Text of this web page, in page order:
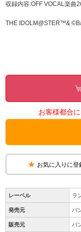
ラブライブ！スーパース
収録内容:OFF VOCAL楽曲
THE IDOLM@STER™&
お客様都合
お気に入りに登
レーベル ラ
発売元 バ
販売元 バ